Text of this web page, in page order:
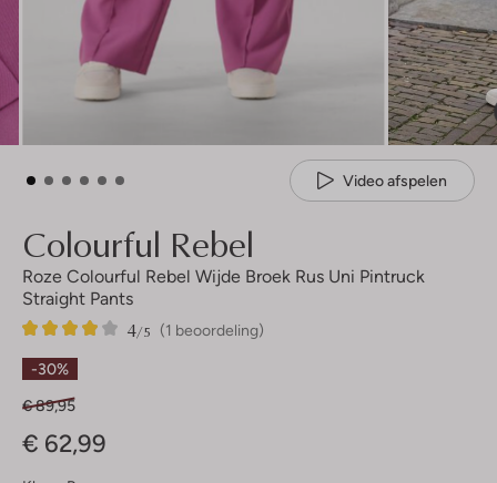
Video afspelen
Colourful Rebel
Roze Colourful Rebel Wijde Broek Rus Uni Pintruck
Straight Pants
(1 beoordeling)
4/5
1
4
Sterren
-30%
€ 89,95
€ 62,99